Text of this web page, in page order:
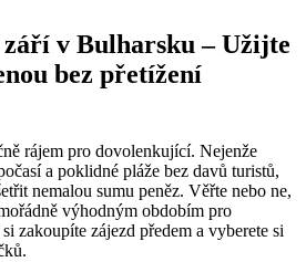
září v Bulharsku – Užijte
bez přetížení
rájem pro dovolenkující. Nejenže
a poklidné pláže bez davů turistů,
nemalou sumu peněz. Věřte nebo ne,
výhodným obdobím pro
zakoupíte zájezd předem a vyberete si